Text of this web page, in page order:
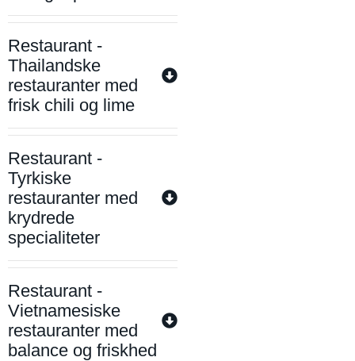
Restaurant -
Thailandske
restauranter med
frisk chili og lime
Restaurant -
Tyrkiske
restauranter med
krydrede
specialiteter
Restaurant -
Vietnamesiske
restauranter med
balance og friskhed